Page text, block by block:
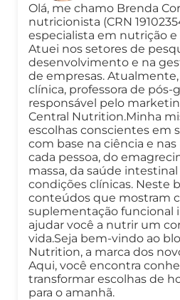
Olá, me chamo Brenda
nutricionista (CRN
especialista em nutrição
Atuei nos setores de
desenvolvimento e na
de empresas.
clínica, professora de pós-
responsável pelo
Central Nutrition.Minha
escolhas conscientes em
com base na ciência e
cada pessoa, do
massa, da saúde
condições clínicas. Neste
conteúdos que mostram
suplementação funcional
ajudar você a nutrir um
vida.Seja bem-vindo ao
Nutrition, a marca dos
Aqui, você encontra
transformar escolhas de
para o amanhã.